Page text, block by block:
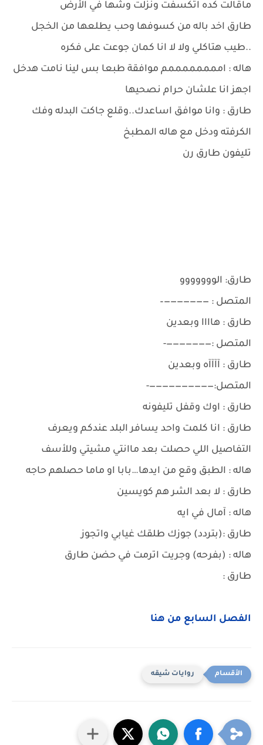
ماقالت كده اتكسفت ونزلت وشها في الأرض
طارق اخد باله من كسوفها وحب يطلعها من الخجل
..طيب هتاكلي ولا لا انا كمان جوعت على فكره
هاله : اممممممممم موافقة طبعا بس لينا نامت هدخل
اجهز انا علشان حرام نصحيها
طارق : وانا موافق اساعدك..وقلع جاكت البدله وفك
الكرفته ودخل مع هاله المطبخ
تليفون طارق رن
طارق: الووووووو
المتصل : ———————–
طارق : هاااا وبعدين
المتصل :———————-
طارق : آآآآه وبعدين
المتصل:——————————-
طارق : اوك وقفل تليفونه
طارق : انا كلمت واحد يسافر البلد عندكم ويعرف
التفاصيل اللي حصلت بعد ماانتي مشيتي وللأسف
هاله : الطبق وقع من ايدها…بابا او ماما حصلهم حاجه
طارق : لا بعد الشر هم كويسين
هاله : آمال في ايه
طارق :(بتردد) جوزك طلقك غيابي واتجوز
هاله : (بفرحه) وجريت اترمت في حضن طارق
طارق :
الفصل السابع من هنا
روايات شيقه